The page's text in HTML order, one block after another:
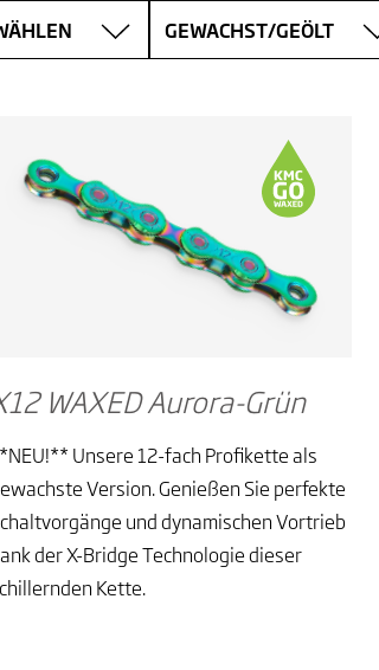
GEWACHST/GEÖLT
WAXED Aurora-Grün
Unsere 12-fach Profikette als
Version. Genießen Sie perfekte
und dynamischen Vortrieb
der X-Bridge Technologie dieser
Kette.